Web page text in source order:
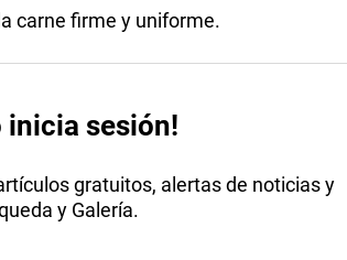
carne firme y uniforme.
inicia sesión!
gratuitos, alertas de noticias y
y Galería.